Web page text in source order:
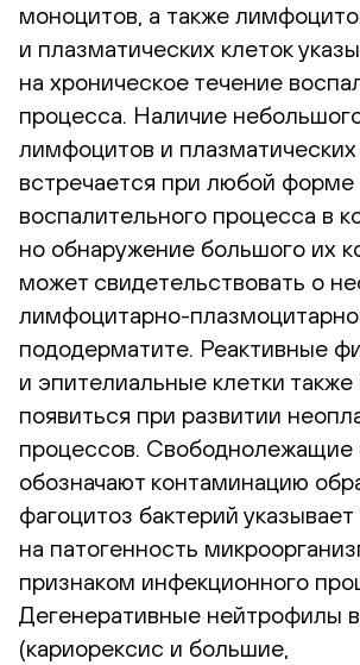
моноцитов, а также
и плазматических клеток
на хроническое течение
процесса. Наличие
лимфоцитов и плазматических
встречается при любой форме
воспалительного процесса в
но обнаружение большого их
может свидетельствовать о
лимфоцитарно-
пододерматите. Реактивные
и эпителиальные клетки также
появиться при развитии
процессов. Свободнолежащие
обозначают контаминацию
фагоцитоз бактерий указывает
на патогенность
признаком инфекционного
Дегенеративные нейтрофилы
(кариорексис и большие,